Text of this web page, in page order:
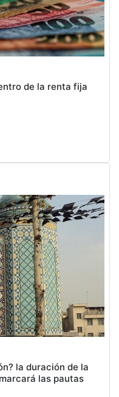
de la renta fija
la duración de la
las pautas